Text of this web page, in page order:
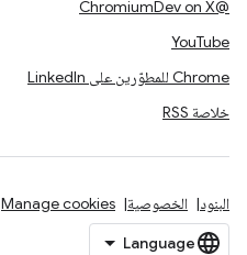
@ChromiumDev on X
YouTube
Chrome للمطوّرين على LinkedIn
خلاصة RSS
البنود الخصوصية Manage cookies